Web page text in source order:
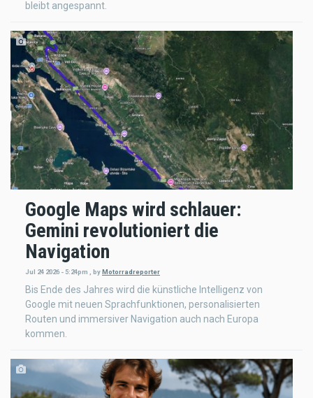
bleibt angespannt.
Google Maps wird schlauer:
Gemini revolutioniert die
Navigation
Jul 24 2026 - 5:24pm , by Motorradreporter
Bis Ende des Jahres wird die künstliche Intelligenz von
Google mit neuen Sprachfunktionen, personalisierten
Routen und immersiver Navigation auch nach Europa
kommen.